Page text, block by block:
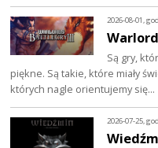
2026-08-01,
Są gry,
piękne. Są takie, które miały
których nagle orientujemy się…
2026-07-25,